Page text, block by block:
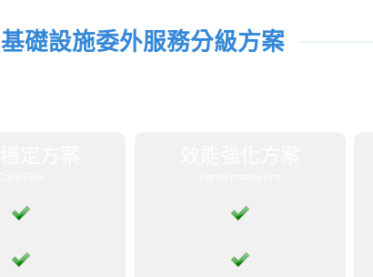
基礎設施委外服務分級方案